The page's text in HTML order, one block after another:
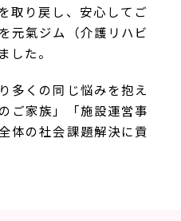
取り戻し、安心してご
元氣ジム（介護リハビ
した。
多くの同じ悩みを抱え
ご家族」「施設運営事
体の社会課題解決に貢